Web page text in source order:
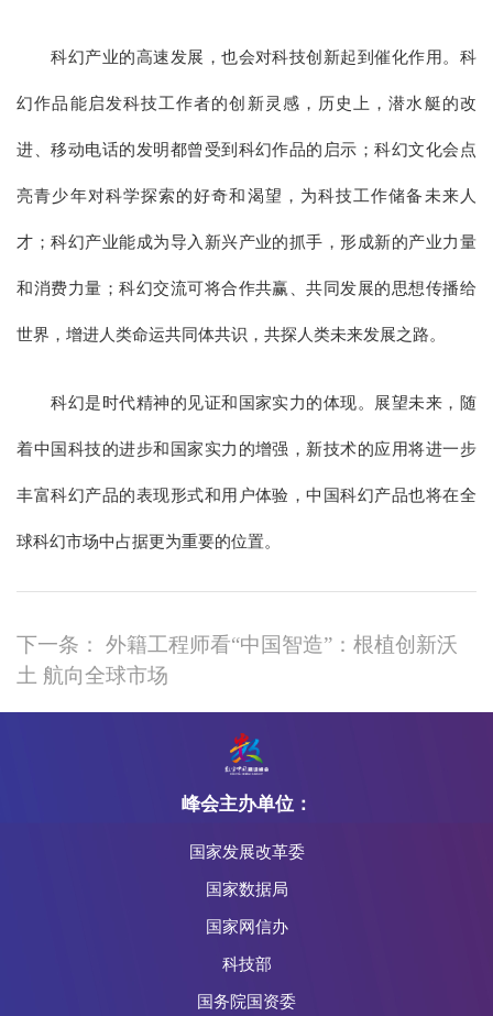
科幻产业的高速发展，也会对科技创新起到催化作用。科
幻作品能启发科技工作者的创新灵感，历史上，潜水艇的改
进、移动电话的发明都曾受到科幻作品的启示；科幻文化会点
亮青少年对科学探索的好奇和渴望，为科技工作储备未来人
才；科幻产业能成为导入新兴产业的抓手，形成新的产业力量
和消费力量；科幻交流可将合作共赢、共同发展的思想传播给
世界，增进人类命运共同体共识，共探人类未来发展之路。
科幻是时代精神的见证和国家实力的体现。展望未来，随
着中国科技的进步和国家实力的增强，新技术的应用将进一步
丰富科幻产品的表现形式和用户体验，中国科幻产品也将在全
球科幻市场中占据更为重要的位置。
下一条： 外籍工程师看“中国智造”：根植创新沃
土 航向全球市场
峰会主办单位：
国家发展改革委
国家数据局
国家网信办
科技部
国务院国资委